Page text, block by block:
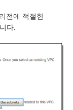
전에 적절한
다.